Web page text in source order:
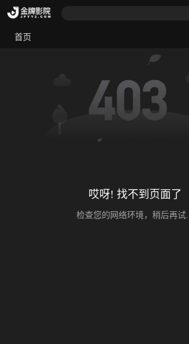
首页
哎呀! 找不到页面了
检查您的网络环境，稍后再试...